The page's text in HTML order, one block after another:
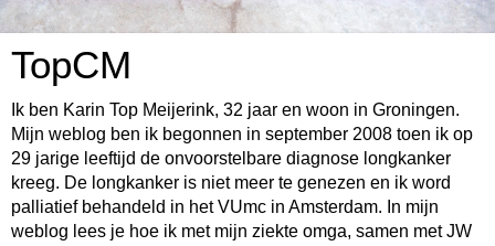
TopCM
Ik ben Karin Top Meijerink, 32 jaar en woon in Groningen.
Mijn weblog ben ik begonnen in september 2008 toen ik op
29 jarige leeftijd de onvoorstelbare diagnose longkanker
kreeg. De longkanker is niet meer te genezen en ik word
palliatief behandeld in het VUmc in Amsterdam. In mijn
weblog lees je hoe ik met mijn ziekte omga, samen met JW